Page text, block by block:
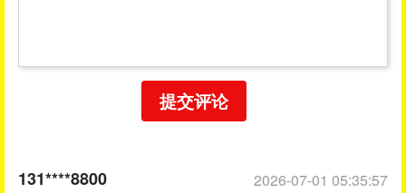
提交评论
131****8800 2026-07-01 05:35:57